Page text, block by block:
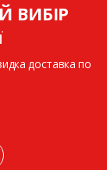
ВИБІР
доставка по